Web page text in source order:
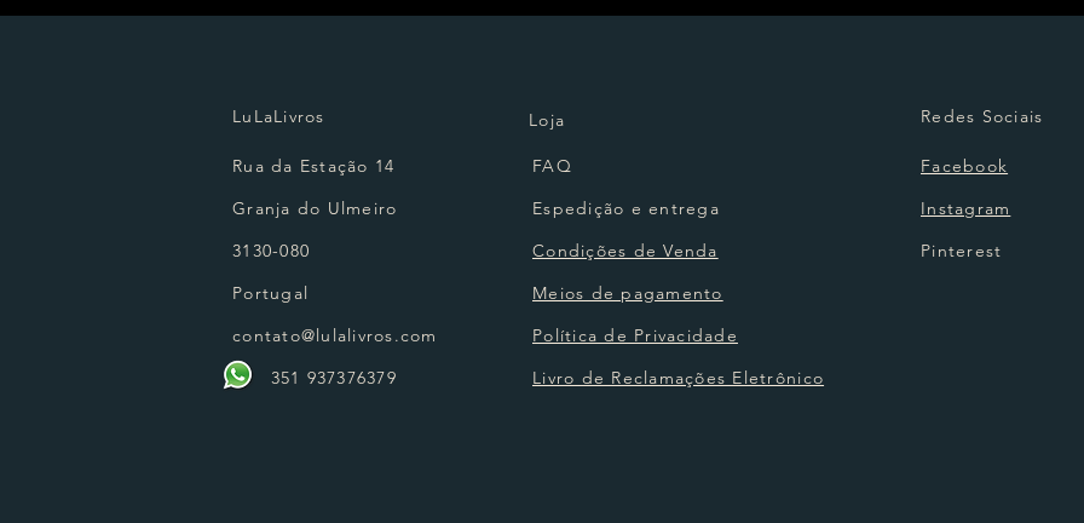
LuLaLivros Loja
Rua da Estação 14
Granja do Ulmeiro
3130-080
Portugal
contato@lulalivros.com
351 937376379
FAQ
Espedição e entrega
Condições de Venda
Meios de pagamento
Política de Privacidade
Livro de Reclamações Eletrônico
Redes Sociais
Facebook
Instagram
Pinterest